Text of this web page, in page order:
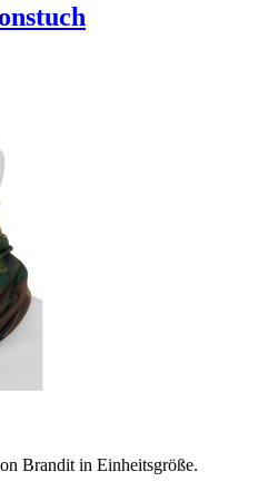
Brandit in Einheitsgröße.